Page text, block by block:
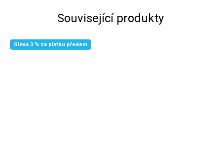
Související produkty
Sleva 3 % za platbu předem